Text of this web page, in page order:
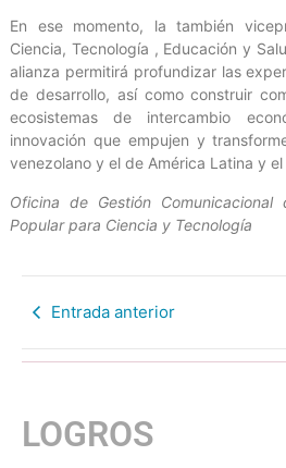
En ese momento, la también
Ciencia, Tecnología , Educación y
alianza permitirá profundizar las
de desarrollo, así como construir
ecosistemas de intercambio
innovación que empujen y
venezolano y el de América Latina y el
Oficina de Gestión
Popular para Ciencia y Tecnología
Entrada anterior
LOGROS